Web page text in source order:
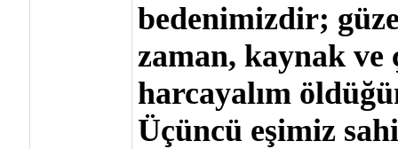
bedenimizdir;
zaman, kaynak ve
harcayalım
Üçüncü eşimiz